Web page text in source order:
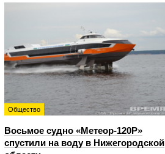
Общество
Восьмое судно «Метеор-120Р»
спустили на воду в Нижегородской